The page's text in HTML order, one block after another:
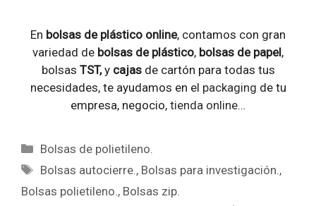
En bolsas de plástico online, contamos con gran
variedad de bolsas de plástico, bolsas de papel,
bolsas TST,y cajasde cartón para todas tus
necesidades, te ayudamos en el packaging de tu
empresa, negocio, tienda online…
Categorías
Bolsas de polietileno.
Etiquetas
Bolsas autocierre. , Bolsas para investigación. ,
Bolsas polietileno. , Bolsas zip.